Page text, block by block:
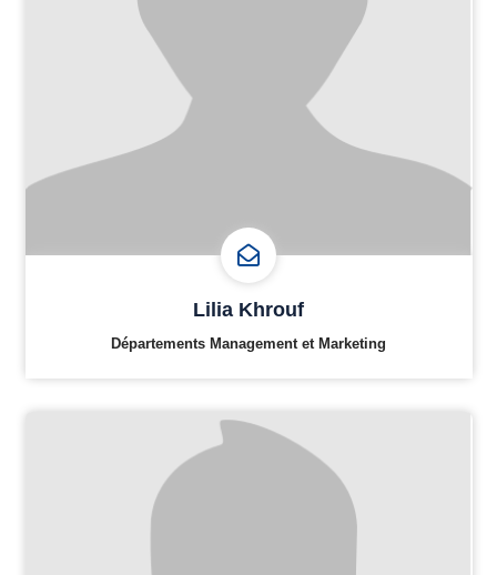
Lilia Khrouf
Départements Management et Marketing